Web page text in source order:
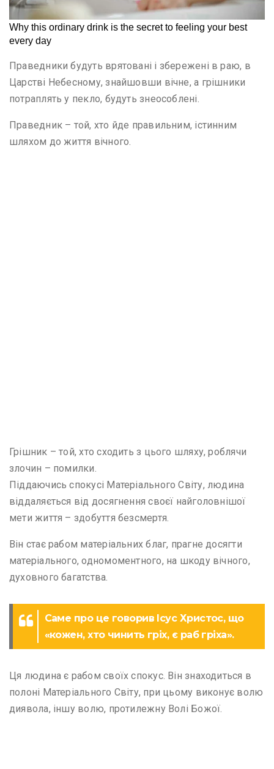
Праведники будуть врятовані і збережені в раю, в
Царстві Небесному, знайшовши вічне, а грішники
потраплять у пекло, будуть знеособлені.
Праведник – той, хто йде правильним, істинним
шляхом до життя вічного.
Грішник – той, хто сходить з цього шляху, роблячи
злочин – помилки.
Піддаючись спокусі Матеріального Світу, людина
віддаляється від досягнення своєї найголовнішої
мети життя – здобуття безсмертя.
Він стає рабом матеріальних благ, прагне досягти
матеріального, одномоментного, на шкоду вічного,
духовного багатства.
Саме про це говорив Ісус Христос, що
«кожен, хто чинить гріх, є раб гріха».
Ця людина є рабом своїх спокус. Він знаходиться в
полоні Матеріального Світу, при цьому виконує волю
диявола, іншу волю, протилежну Волі Божої.